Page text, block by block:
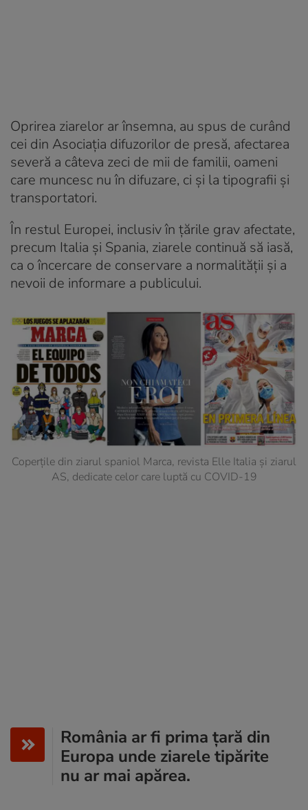
Oprirea ziarelor ar însemna, au spus de curând
cei din Asociația difuzorilor de presă, afectarea
severă a câteva zeci de mii de familii, oameni
care muncesc nu în difuzare, ci și la tipografii și
transportatori.
În restul Europei, inclusiv în țările grav afectate,
precum Italia și Spania, ziarele continuă să iasă,
ca o încercare de conservare a normalității și a
nevoii de informare a publicului.
Coperțile din ziarul spaniol Marca, revista Elle Italia și ziarul
AS, dedicate celor care luptă cu COVID-19
România ar fi prima țară din
Europa unde ziarele tipărite
nu ar mai apărea.